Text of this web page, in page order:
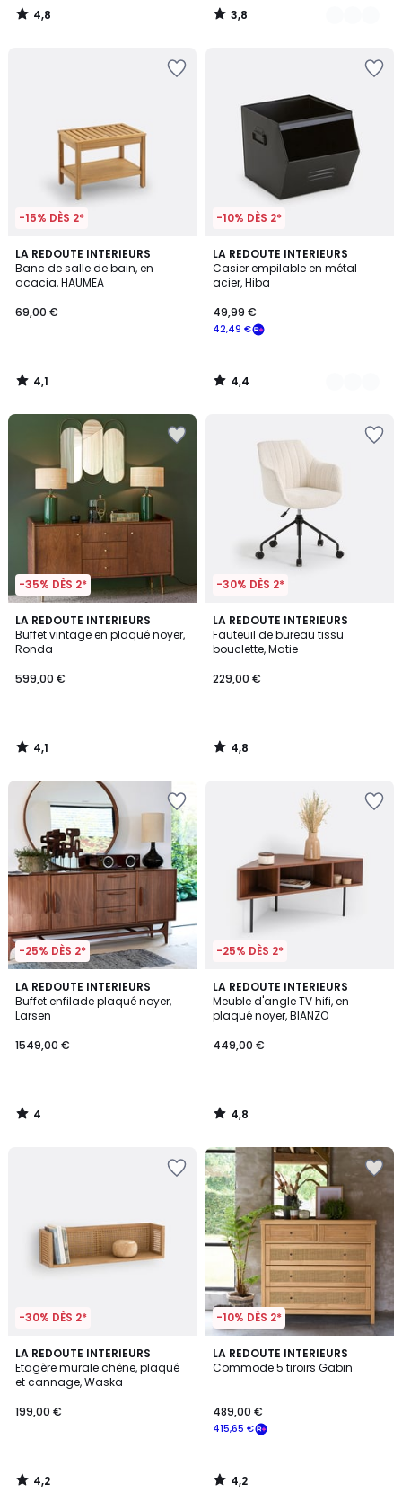
4,8
/
3,8
/
-15% DÈS 2*
LA REDOUTE INTERIEURS
Banc de salle de bain, en
acacia, HAUMEA
69,00 €
4,1
/ 5
4,1
/
-10% DÈS 2*
LA REDOUTE INTERIEURS
Casier empilable en métal
acier, Hiba
42,49 €
49,99 €
4,4
/ 5
5
Couleurs
4,4
/
-35% DÈS 2*
LA REDOUTE INTERIEURS
Buffet vintage en plaqué noyer,
Ronda
599,00 €
4,1
/ 5
4,1
/
-30% DÈS 2*
LA REDOUTE INTERIEURS
Fauteuil de bureau tissu
bouclette, Matie
229,00 €
4,8
/ 5
4,8
/
-25% DÈS 2*
LA REDOUTE INTERIEURS
Buffet enfilade plaqué noyer,
Larsen
1549,00 €
4
/
5
4
/
-25% DÈS 2*
LA REDOUTE INTERIEURS
Meuble d'angle TV hifi, en
plaqué noyer, BIANZO
449,00 €
4,8
/ 5
4,8
/
-30% DÈS 2*
LA REDOUTE INTERIEURS
Etagère murale chêne, plaqué
et cannage, Waska
199,00 €
4,2
/ 5
4,2
/
-10% DÈS 2*
LA REDOUTE INTERIEURS
Commode 5 tiroirs Gabin
415,65 €
489,00 €
4,2
/ 5
4,2
/